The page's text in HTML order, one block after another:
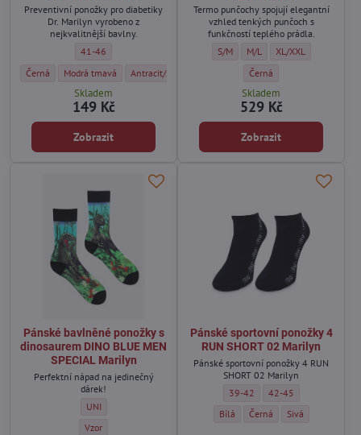
Preventivní ponožky pro diabetiky
Dr. Marilyn vyrobeno z
nejkvalitnější bavlny.
Pánské ponožky pro diabetiky DR. MARILYN DIABETIC Marilyn -
41-46
Pánské ponožky pro diabetiky DR. MARILYN DIABETIC Marilyn - Barva:
Černá Pánské ponožky pro diabetiky DR. MARILYN DIABETIC Marilyn - Barva:
Modrá tmavá Pánské ponožky pro diabetiky DR. MARILYN DIABETIC
Antracit/šedá
Skladem
149 Kč
Zobrazit
Termo punčochy spojují elegantní
vzhled tenkých punčoch s
funkčností teplého prádla.
Termo punčochy s efektem
S/M Termo punčochy s efektem
M/L Termo punčochy s
XL/XXL
Termo punčochy s efektem
Černá
Skladem
529 Kč
Zobrazit
Pánské bavlněné ponožky s
dinosaurem DINO BLUE MEN
SPECIAL Marilyn
Perfektní nápad na jedinečný
dárek!
Pánské bavlněné ponožky s dinosaurem DINO BLUE MEN SPECIAL
UNI
Pánské bavlněné ponožky s dinosaurem DINO BLUE MEN SPECIAL
Vzor
Pánské sportovní ponožky 4
RUN SHORT 02 Marilyn
Pánské sportovní ponožky 4 RUN
SHORT 02 Marilyn
Pánské sportovní ponožky 4
39-42 Pánské sportovní
42-45
Pánské sportovní ponožky 4 RUN
Bílá Pánské sportovní ponožky
Černá Pánské sportovní
Sivá